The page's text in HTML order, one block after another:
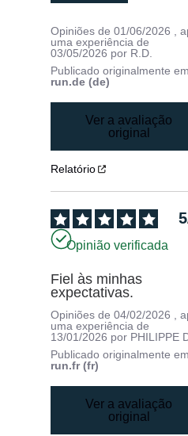
Opiniões de01/06/2026
,
uma experiência de
03/05/2026 por R.D.
Publicado originalmente
run.de (de)
Ver a avaliação
original
Relatório
5
Opinião verificada
Fiel às minhas
expectativas.
Opiniões de04/02/2026 ,
uma experiência de
13/01/2026 por PHILIPPE
Publicado originalmente
run.fr (fr)
Ver a avaliação
original